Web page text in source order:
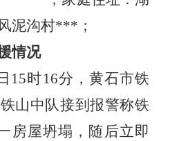
泥沟村***；
情况
15时16分，黄石市铁
山中队接到报警称铁
房屋坍塌，随后立即